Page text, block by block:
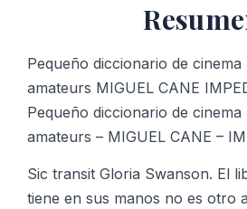
cantidad
Pequeño diccionario de
amateurs MIGUEL CANE
Pequeño diccionario de
amateurs – MIGUEL CANE –
Sic transit Gloria Swanson. El
tiene en sus manos no es otro